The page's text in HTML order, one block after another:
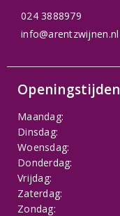
024 3888979
info@arentzwijnen.nl
Openingstijden
Maandag:
Dinsdag:
Woensdag:
Donderdag:
Vrijdag:
Zaterdag:
Zondag: